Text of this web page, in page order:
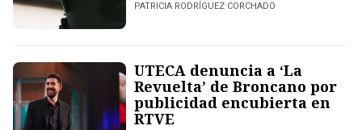
PATRICIA RODRÍGUEZ CORCHADO
UTECA denuncia a ‘La
Revuelta’ de Broncano por
publicidad encubierta en
RTVE